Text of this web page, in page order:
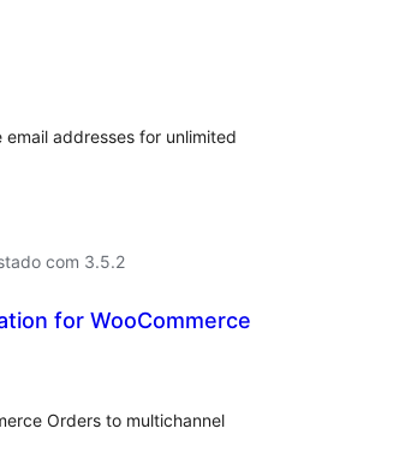
addresses for unlimited
com 3.5.2
for WooCommerce
Orders to multichannel